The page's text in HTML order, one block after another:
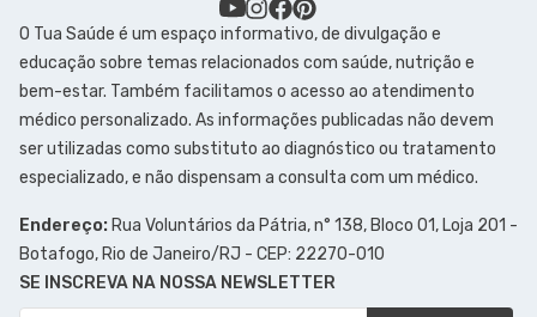
O Tua Saúde é um espaço informativo, de divulgação e
educação sobre temas relacionados com saúde, nutrição e
bem-estar. Também facilitamos o acesso ao atendimento
médico personalizado. As informações publicadas não devem
ser utilizadas como substituto ao diagnóstico ou tratamento
especializado, e não dispensam a consulta com um médico.
Endereço: Rua Voluntários da Pátria, n° 138, Bloco 01, Loja 201 -
Botafogo, Rio de Janeiro/RJ - CEP: 22270-010
SE INSCREVA NA NOSSA NEWSLETTER